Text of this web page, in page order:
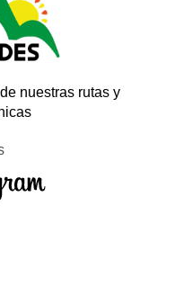
nuestras rutas y